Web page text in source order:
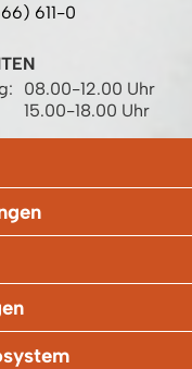
611-0
08.00-12.00 Uhr
15.00-18.00 Uhr